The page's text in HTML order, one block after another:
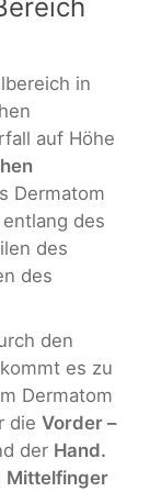
in
auf Höhe
Dermatom
des
des
des
den
es zu
Dermatom
die Vorder –
der Hand.
Mittelfinger